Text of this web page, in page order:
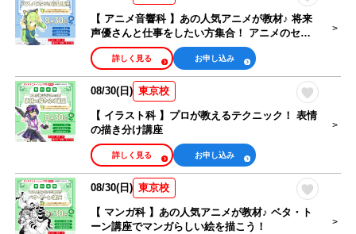
【 アニメ音響科 】あの人気アニメが教材♪ 将来
声優さんと仕事をしたい方集合！ アニメのセリ
フ収録講座
お申し込み
詳しく見る
08/30(日) 東京校
【 イラスト科 】プロが教えるテクニック！ 表情
の描き分け講座
お申し込み
詳しく見る
08/30(日) 東京校
【 マンガ科 】あの人気アニメが教材♪ ベタ・ト
ーン講座でマンガらしい絵を描こう！